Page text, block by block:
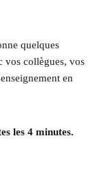
quelques
vos collègues, vos
en
les 4 minutes.